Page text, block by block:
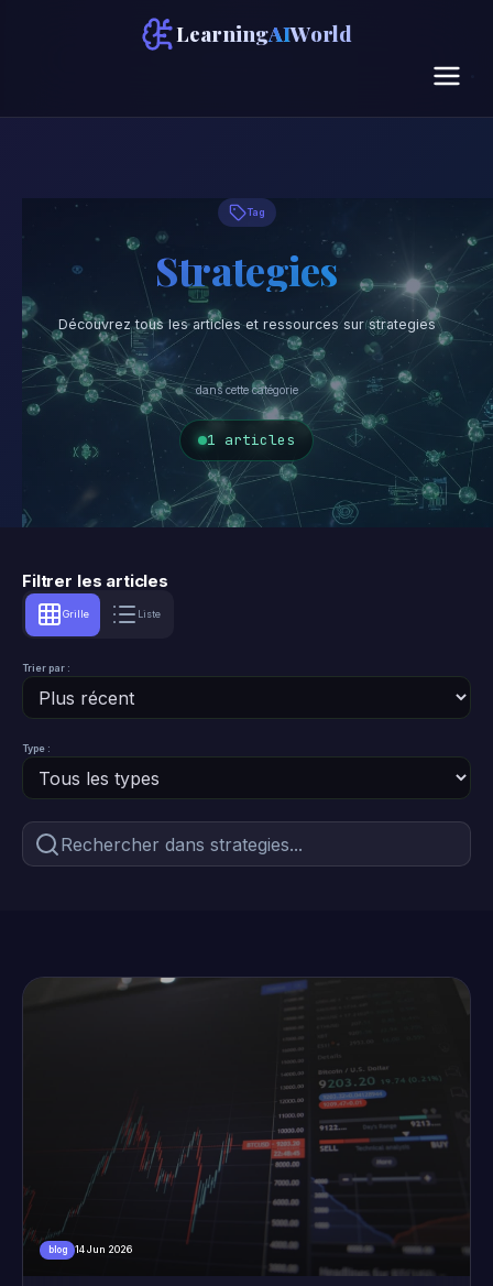
LearningAIWorld
Tag
Strategies
Découvrez tous les articles et ressources sur strategies
dans cette catégorie
1 articles
Filtrer les articles
Grille Liste
Trier par :
Type :
blog 14 Jun 2026